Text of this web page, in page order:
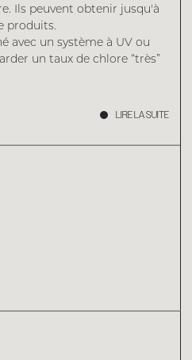
Ils peuvent obtenir jusqu'à
produits.
avec un système à UV ou
un taux de chlore “très”
LIRE LA SUITE